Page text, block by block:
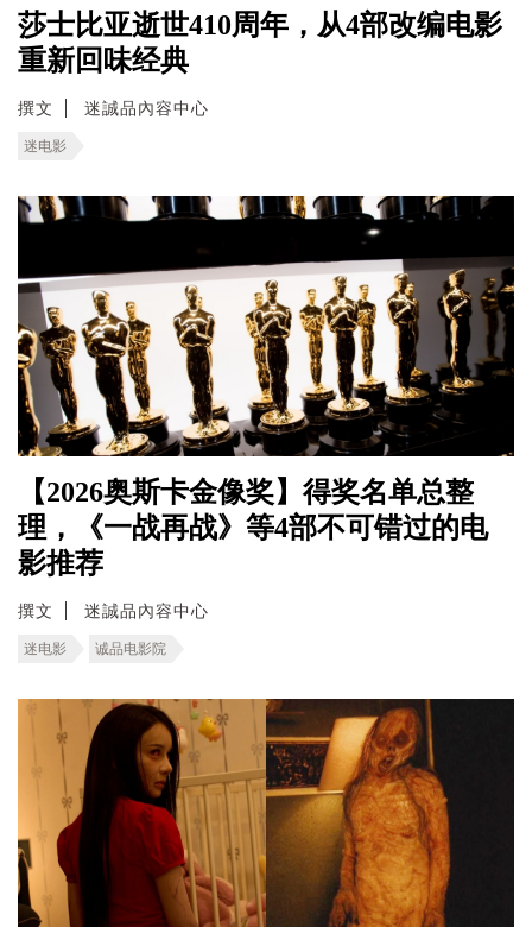
莎士比亚逝世410周年，从4部改编电影
重新回味经典
撰文 迷誠品內容中心
迷电影
【2026奥斯卡金像奖】得奖名单总整
理，《一战再战》等4部不可错过的电
影推荐
撰文 迷誠品內容中心
迷电影 诚品电影院